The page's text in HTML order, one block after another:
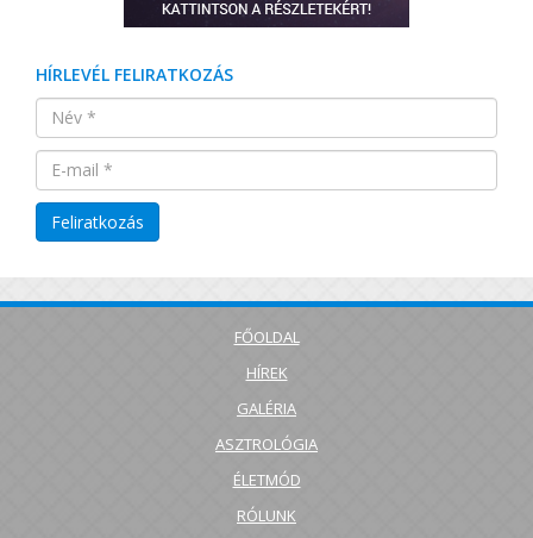
HÍRLEVÉL FELIRATKOZÁS
FŐOLDAL
HÍREK
GALÉRIA
ASZTROLÓGIA
ÉLETMÓD
RÓLUNK